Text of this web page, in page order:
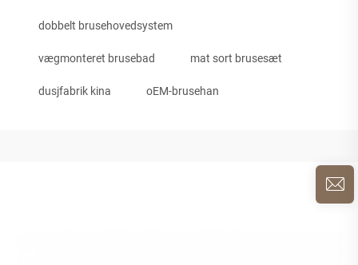
dobbelt brusehovedsystem
vægmonteret brusebad mat sort brusesæt
dusjfabrik kina oEM-brusehan